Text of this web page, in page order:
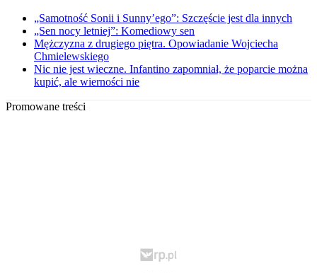
„Samotność Sonii i Sunny’ego”: Szczęście jest dla innych
„Sen nocy letniej”: Komediowy sen
Mężczyzna z drugiego piętra. Opowiadanie Wojciecha
Chmielewskiego
Nic nie jest wieczne. Infantino zapomniał, że poparcie można
kupić, ale wierności nie
Promowane treści